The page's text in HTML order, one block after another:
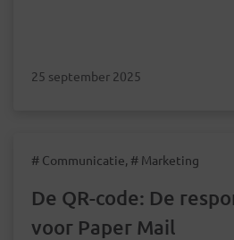
25 september 2025
# Communicatie, # Marketing
De QR-code: De
voor Paper Mail